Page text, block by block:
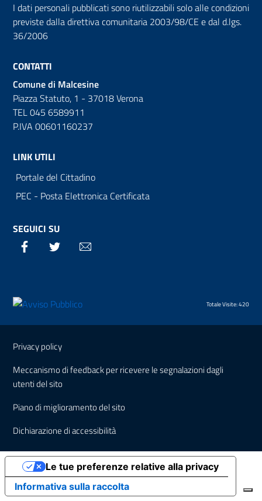
I dati personali pubblicati sono riutilizzabili solo alle condizioni
previste dalla direttiva comunitaria 2003/98/CE e dal d.lgs.
36/2006
CONTATTI
Comune di Malcesine
Piazza Statuto, 1 - 37018 Verona
TEL 045 6589911
P.IVA 00601160237
LINK UTILI
Portale del Cittadino
PEC - Posta Elettronica Certificata
SEGUICI SU
Facebook Twitter
Totale Visite: 420
Sezione Link Utili
Privacy policy
Meccanismo di feedback per ricevere le segnalazioni dagli
utenti del sito
Piano di miglioramento del sito
Dichiarazione di accessibilità
Informativa sulla raccolta
Le tue preferenze relative alla privacy